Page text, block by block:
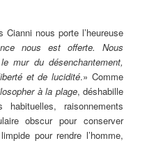
nous porte l’heureuse
nous est offerte. Nous
mur du désenchantement,
et de lucidité.» Comme
à la plage, déshabille
raisonnements
obscur pour conserver
pour rendre l’homme,